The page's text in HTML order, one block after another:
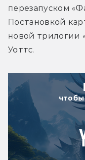
перезапуском
Постановкой
новой трилогии
Уоттс.